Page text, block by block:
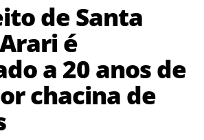
de Santa
é
a 20 anos de
chacina de